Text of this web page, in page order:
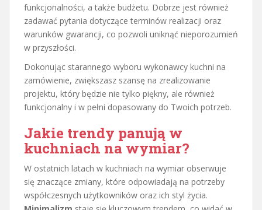
funkcjonalności, a także budżetu. Dobrze jest również
zadawać pytania dotyczące terminów realizacji oraz
warunków gwarancji, co pozwoli uniknąć nieporozumień
w przyszłości.
Dokonując starannego wyboru wykonawcy kuchni na
zamówienie, zwiększasz szansę na zrealizowanie
projektu, który będzie nie tylko piękny, ale również
funkcjonalny i w pełni dopasowany do Twoich potrzeb.
Jakie trendy panują w
kuchniach na wymiar?
W ostatnich latach w kuchniach na wymiar obserwuje
się znaczące zmiany, które odpowiadają na potrzeby
współczesnych użytkowników oraz ich styl życia.